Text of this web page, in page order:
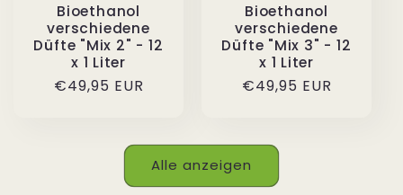
Bioethanol
verschiedene
Düfte "Mix 2" - 12
x 1 Liter
Normaler
€49,95 EUR
Bioethanol
verschiedene
Düfte "Mix 3" - 12
x 1 Liter
Normaler
€49,95 EUR
Alle anzeigen